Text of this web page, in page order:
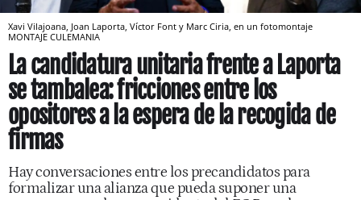
Xavi Vilajoana, Joan Laporta, Víctor Font y Marc Ciria, en un fotomontaje
MONTAJE CULEMANIA
La candidatura unitaria frente a Laporta
se tambalea: fricciones entre los
opositores a la espera de la recogida de
firmas
Hay conversaciones entre los precandidatos para
formalizar una alianza que pueda suponer una